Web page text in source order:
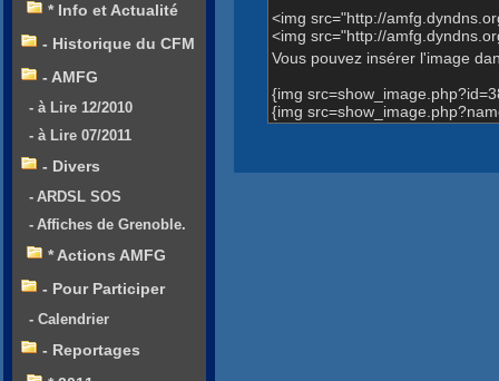
<img src="http://
<img src="http://
Vous pouvez insérer l'image
{img
{img
* Info et Actualité
- Historique du CFM
- AMFG
- à Lire 12/2010
- à Lire 07/2011
- Divers
- ARDSL SOS
- Affiches de Grenoble.
* Actions AMFG
- Pour Participer
- Calendrier
- Reportages